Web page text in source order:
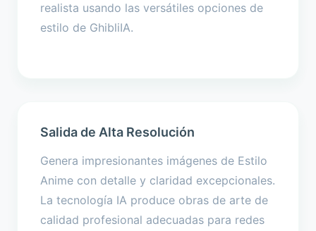
realista usando las versátiles opciones de
estilo de GhibliIA.
Salida de Alta Resolución
Genera impresionantes imágenes de Estilo
Anime con detalle y claridad excepcionales.
La tecnología IA produce obras de arte de
calidad profesional adecuadas para redes